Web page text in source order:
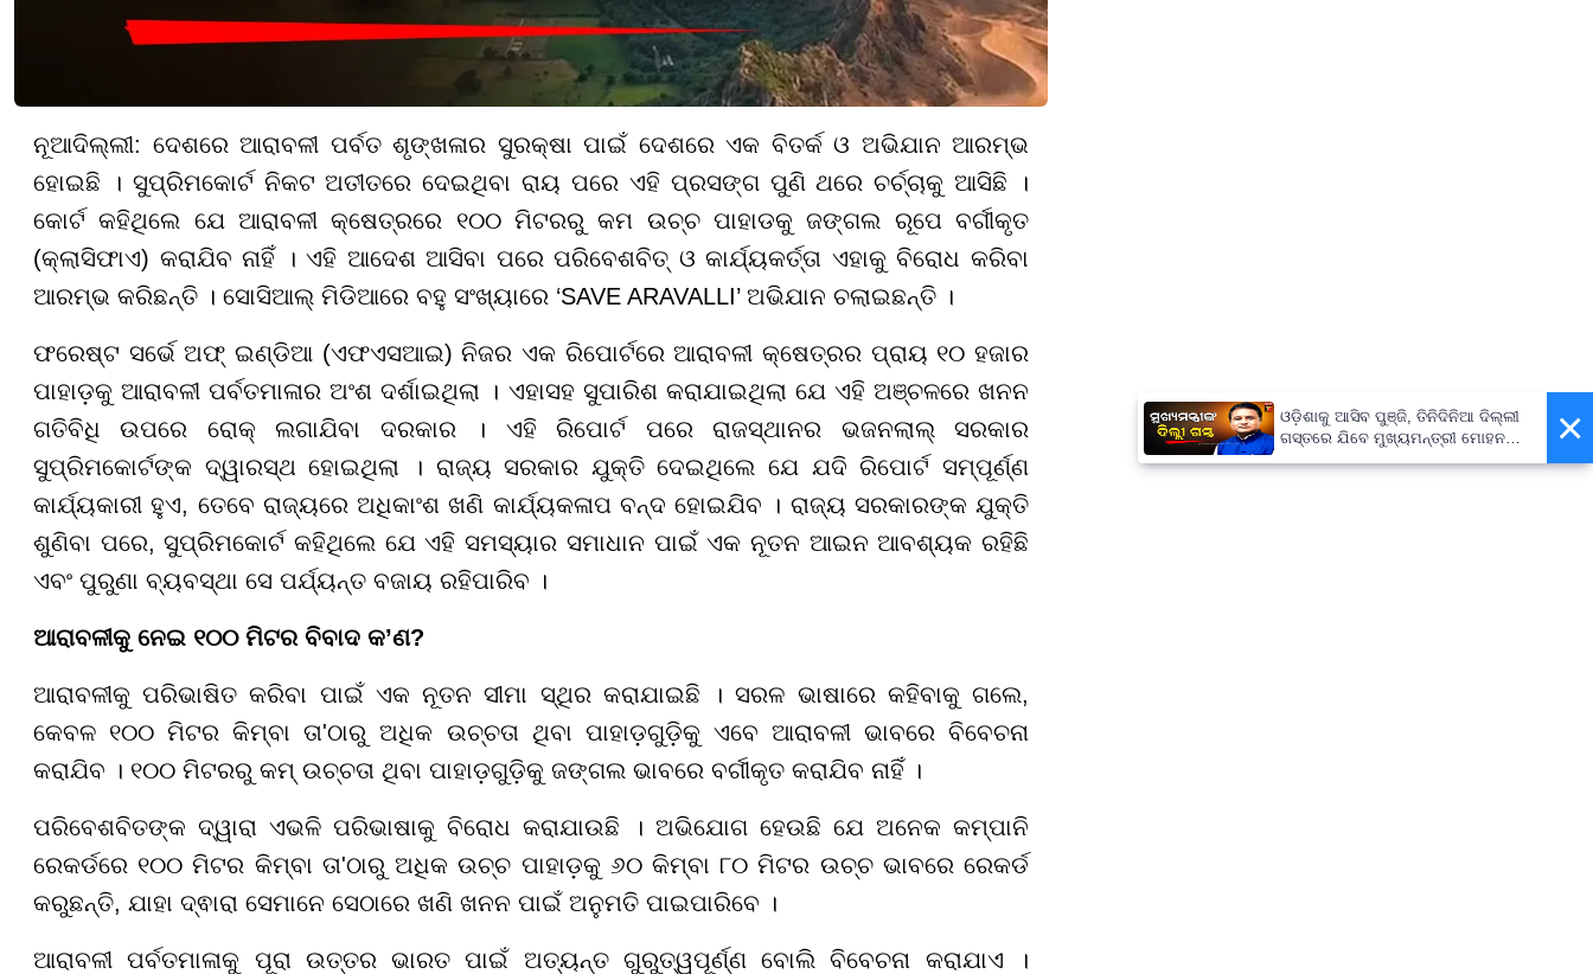
ନୂଆଦିଲ୍ଲୀ: ଦେଶରେ ଆରାବଳୀ ପର୍ବତ ଶୃଙ୍ଖଳାର ସୁରକ୍ଷା ପାଇଁ ଦେଶରେ ଏକ ବିତର୍କ ଓ ଅଭିଯାନ ଆରମ୍ଭ
ହୋଇଛି । ସୁପ୍ରିମକୋର୍ଟ ନିକଟ ଅତୀତରେ ଦେଇଥିବା ରାୟ ପରେ ଏହି ପ୍ରସଙ୍ଗ ପୁଣି ଥରେ ଚର୍ଚ୍ଚାକୁ ଆସିଛି ।
କୋର୍ଟ କହିଥିଲେ ଯେ ଆରାବଳୀ କ୍ଷେତ୍ରରେ ୧୦୦ ମିଟରରୁ କମ ଉଚ୍ଚ ପାହାଡକୁ ଜଙ୍ଗଲ ରୂପେ ବର୍ଗୀକୃତ
(କ୍ଲାସିଫାଏ) କରାଯିବ ନାହିଁ । ଏହି ଆଦେଶ ଆସିବା ପରେ ପରିବେଶବିତ୍ ଓ କାର୍ଯ୍ୟକର୍ତ୍ତା ଏହାକୁ ବିରୋଧ କରିବା
ଆରମ୍ଭ କରିଛନ୍ତି । ସୋସିଆଲ୍ ମିଡିଆରେ ବହୁ ସଂଖ୍ୟାରେ ‘SAVE ARAVALLI’ ଅଭିଯାନ ଚଲାଇଛନ୍ତି ।
ଫରେଷ୍ଟ ସର୍ଭେ ଅଫ୍ ଇଣ୍ଡିଆ (ଏଫଏସଆଇ) ନିଜର ଏକ ରିପୋର୍ଟରେ ଆରାବଳୀ କ୍ଷେତ୍ରର ପ୍ରାୟ ୧୦ ହଜାର
ପାହାଡ଼କୁ ଆରାବଳୀ ପର୍ବତମାଳାର ଅଂଶ ଦର୍ଶାଇଥିଲା । ଏହାସହ ସୁପାରିଶ କରାଯାଇଥିଲା ଯେ ଏହି ଅଞ୍ଚଳରେ ଖନନ
ଗତିବିଧି ଉପରେ ରୋକ୍ ଲଗାଯିବା ଦରକାର । ଏହି ରିପୋର୍ଟ ପରେ ରାଜସ୍ଥାନର ଭଜନଲାଲ୍ ସରକାର
ସୁପ୍ରିମକୋର୍ଟଙ୍କ ଦ୍ୱାରସ୍ଥ ହୋଇଥିଲା । ରାଜ୍ୟ ସରକାର ଯୁକ୍ତି ଦେଇଥିଲେ ଯେ ଯଦି ରିପୋର୍ଟ ସମ୍ପୂର୍ଣ୍ଣ
କାର୍ଯ୍ୟକାରୀ ହୁଏ, ତେବେ ରାଜ୍ୟରେ ଅଧିକାଂଶ ଖଣି କାର୍ଯ୍ୟକଳାପ ବନ୍ଦ ହୋଇଯିବ । ରାଜ୍ୟ ସରକାରଙ୍କ ଯୁକ୍ତି
ଶୁଣିବା ପରେ, ସୁପ୍ରିମକୋର୍ଟ କହିଥିଲେ ଯେ ଏହି ସମସ୍ୟାର ସମାଧାନ ପାଇଁ ଏକ ନୂତନ ଆଇନ ଆବଶ୍ୟକ ରହିଛି
ଏବଂ ପୁରୁଣା ବ୍ୟବସ୍ଥା ସେ ପର୍ଯ୍ୟନ୍ତ ବଜାୟ ରହିପାରିବ ।
ଆରାବଳୀକୁ ନେଇ ୧୦୦ ମିଟର ବିବାଦ କ’ଣ?
ଆରାବଳୀକୁ ପରିଭାଷିତ କରିବା ପାଇଁ ଏକ ନୂତନ ସୀମା ସ୍ଥିର କରାଯାଇଛି । ସରଳ ଭାଷାରେ କହିବାକୁ ଗଲେ,
କେବଳ ୧୦୦ ମିଟର କିମ୍ବା ତା'ଠାରୁ ଅଧିକ ଉଚ୍ଚତା ଥିବା ପାହାଡ଼ଗୁଡ଼ିକୁ ଏବେ ଆରାବଳୀ ଭାବରେ ବିବେଚନା
କରାଯିବ । ୧୦୦ ମିଟରରୁ କମ୍ ଉଚ୍ଚତା ଥିବା ପାହାଡ଼ଗୁଡ଼ିକୁ ଜଙ୍ଗଲ ଭାବରେ ବର୍ଗୀକୃତ କରାଯିବ ନାହିଁ ।
ପରିବେଶବିତଙ୍କ ଦ୍ୱାରା ଏଭଳି ପରିଭାଷାକୁ ବିରୋଧ କରାଯାଉଛି । ଅଭିଯୋଗ ହେଉଛି ଯେ ଅନେକ କମ୍ପାନି
ରେକର୍ଡରେ ୧୦୦ ମିଟର କିମ୍ବା ତା'ଠାରୁ ଅଧିକ ଉଚ୍ଚ ପାହାଡ଼କୁ ୬୦ କିମ୍ବା ୮୦ ମିଟର ଉଚ୍ଚ ଭାବରେ ରେକର୍ଡ
କରୁଛନ୍ତି, ଯାହା ଦ୍ଵାରା ସେମାନେ ସେଠାରେ ଖଣି ଖନନ ପାଇଁ ଅନୁମତି ପାଇପାରିବେ ।
ଆରାବଳୀ ପର୍ବତମାଳାକୁ ପୂରା ଉତ୍ତର ଭାରତ ପାଇଁ ଅତ୍ୟନ୍ତ ଗୁରୁତ୍ୱପୂର୍ଣ୍ଣ ବୋଲି ବିବେଚନା କରାଯାଏ ।
×
ଓଡ଼ିଶାକୁ ଆସିବ ପୁଞ୍ଜି, ତିନିଦିନିଆ ଦିଲ୍ଲୀ
ଗସ୍ତରେ ଯିବେ ମୁଖ୍ୟମନ୍ତ୍ରୀ ମୋହନ
ମାଝୀ